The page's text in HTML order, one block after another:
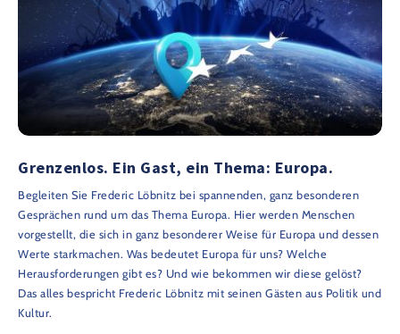
Grenzenlos. Ein Gast, ein Thema: Europa.
Begleiten Sie Frederic Löbnitz bei spannenden, ganz besonderen
Gesprächen rund um das Thema Europa. Hier werden Menschen
vorgestellt, die sich in ganz besonderer Weise für Europa und dessen
Werte starkmachen. Was bedeutet Europa für uns? Welche
Herausforderungen gibt es? Und wie bekommen wir diese gelöst?
Das alles bespricht Frederic Löbnitz mit seinen Gästen aus Politik und
Kultur.